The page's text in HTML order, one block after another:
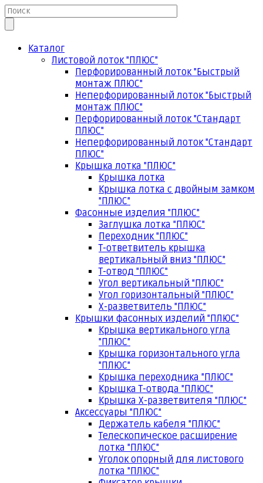
Каталог
Листовой лоток "ПЛЮС"
Перфорированный лоток "Быстрый
монтаж ПЛЮС"
Неперфорированный лоток "Быстрый
монтаж ПЛЮС"
Перфорированный лоток "Стандарт
ПЛЮС"
Неперфорированный лоток "Стандарт
ПЛЮС"
Крышка лотка "ПЛЮС"
Крышка лотка
Крышка лотка с двойным замком
"ПЛЮС"
Фасонные изделия "ПЛЮС"
Заглушка лотка "ПЛЮС"
Переходник "ПЛЮС"
Т-ответвитель крышка
вертикальный вниз "ПЛЮС"
Т-отвод "ПЛЮС"
Угол вертикальный "ПЛЮС"
Угол горизонтальный "ПЛЮС"
Х-разветвитель "ПЛЮС"
Крышки фасонных изделий "ПЛЮС"
Крышка вертикального угла
"ПЛЮС"
Крышка горизонтального угла
"ПЛЮС"
Крышка переходника "ПЛЮС"
Крышка Т-отвода "ПЛЮС"
Крышка Х-разветвителя "ПЛЮС"
Аксессуары "ПЛЮС"
Держатель кабеля "ПЛЮС"
Телескопическое расширение
лотка "ПЛЮС"
Уголок опорный для листового
лотка "ПЛЮС"